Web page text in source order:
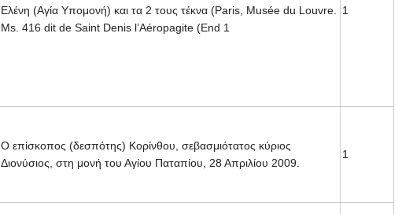
Ελένη (Αγία Υπομονή) και τα 2 τους τέκνα (Paris, Musée du Louvre.
Ms. 416 dit de Saint Denis l’Aéropagite (End 1
1
Ο επίσκοπος (δεσπότης) Κορίνθου, σεβασμιότατος κύριος
Διονύσιος, στη μονή του Αγίου Παταπίου, 28 Απριλίου 2009.
1